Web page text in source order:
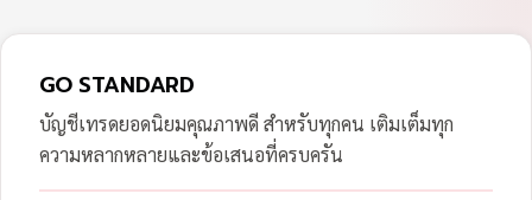
GO STANDARD
บัญชีเทรดยอดนิยมคุณภาพดี สำหรับทุกคน เติมเต็มทุก
ความหลากหลายและข้อเสนอที่ครบครัน